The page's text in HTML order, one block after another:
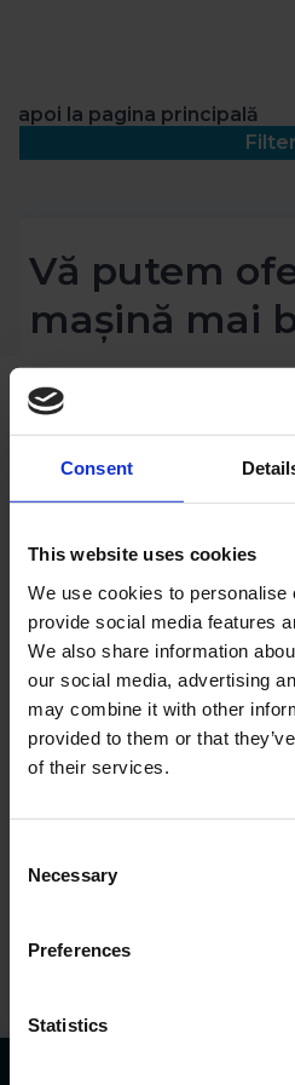
Consent
This website uses cookies
We use cookies to personalise
provide social media features
We also share information
our social media, advertising
may combine it with other
provided to them or that
of their services.
Selection
Necessary
Preferences
Statistics
Înapoi la pagina principală
Filter
Vă putem
mașină mai
Sunt interesat de o
Adăugați